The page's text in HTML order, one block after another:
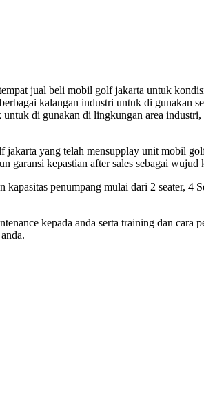
jual beli mobil golf jakarta untuk
kalangan industri untuk di gunakan
untuk di gunakan di lingkungan area
jakarta yang telah mensupplay unit mobil
garansi kepastian after sales sebagai
penumpang mulai dari 2 seater, 4
kepada anda serta training dan